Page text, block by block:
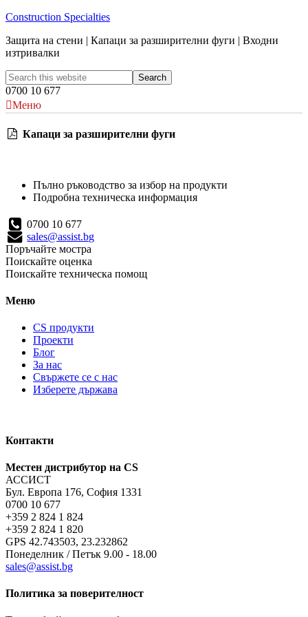
Construction Specialties
Защита на стени | Капаци за разширителни фуги | Входни
изтривалки
0700 10 677
Меню
Капаци за разширителни фуги
Пълно ръководство за избор на продукти
Подробна техническа информация
0700 10 677
sales@assist.bg
Поръчайте мостра
Поискайте оценка
Поискайте техническа помощ
Меню
CS продукти
Проекти
Блог
За нас
Свържете се с нас
Изберете държава
Контакти
Местен дистрибутор на CS
АССИСТ
Бул. Европа 176, София 1331
0700 10 677
+359 2 824 1 824
+359 2 824 1 820
GPS 42.743503, 23.232862
Понеделник / Петък 9.00 - 18.00
sales@assist.bg
Политика за поверителност